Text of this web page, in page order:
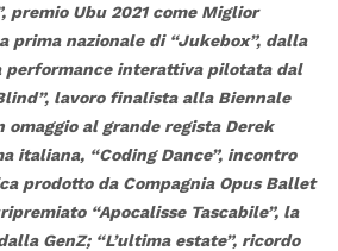
premio Ubu 2021 come Miglior
prima nazionale di “Jukebox”, dalla
performance interattiva pilotata dal
lavoro finalista alla Biennale
omaggio al grande regista Derek
italiana, “Coding Dance”, incontro
prodotto da Compagnia Opus Ballet
“Apocalisse Tascabile”, la
GenZ; “L’ultima estate”, ricordo